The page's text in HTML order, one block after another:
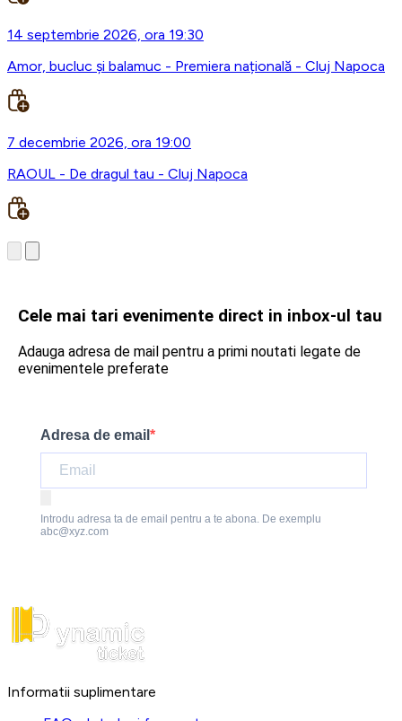
14 septembrie 2026, ora 19:30
Amor, bucluc și balamuc - Premiera națională - Cluj Napoca
7 decembrie 2026, ora 19:00
RAOUL - De dragul tau - Cluj Napoca
Cele mai tari evenimente direct in inbox-ul tau
Adauga adresa de mail pentru a primi noutati legate de
evenimentele preferate
Adresa de email
Introdu adresa ta de email pentru a te abona. De exemplu
abc@xyz.com
Informatii suplimentare